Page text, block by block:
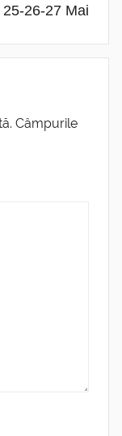
26-27 Mai
Câmpurile